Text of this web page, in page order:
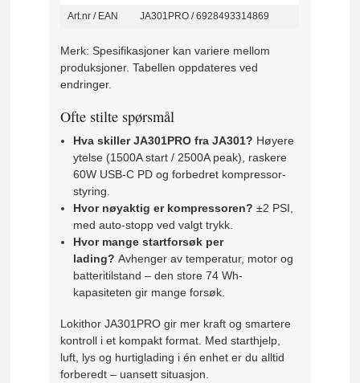
Art.nr / EAN JA301PRO / 6928493314869
Merk: Spesifikasjoner kan variere mellom
produksjoner. Tabellen oppdateres ved
endringer.
Ofte stilte spørsmål
Hva skiller JA301PRO fra JA301? Høyere
ytelse (1500A start / 2500A peak), raskere
60W USB-C PD og forbedret kompressor-
styring.
Hvor nøyaktig er kompressoren? ±2 PSI,
med auto-stopp ved valgt trykk.
Hvor mange startforsøk per
lading? Avhenger av temperatur, motor og
batteritilstand – den store 74 Wh-
kapasiteten gir mange forsøk.
Lokithor JA301PRO gir mer kraft og smartere
kontroll i et kompakt format. Med starthjelp,
luft, lys og hurtiglading i én enhet er du alltid
forberedt – uansett situasjon.